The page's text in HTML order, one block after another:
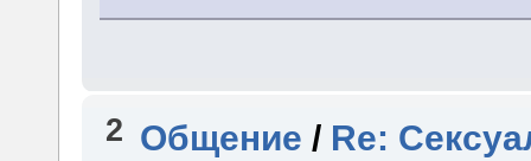
2 Общение / Re: